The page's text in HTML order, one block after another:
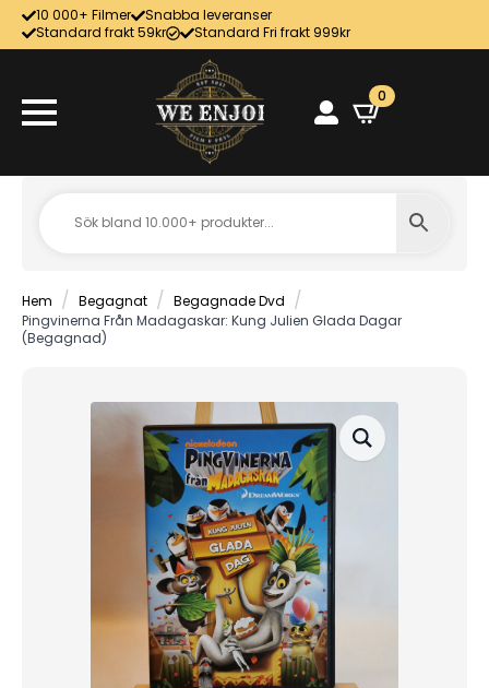
10 000+ Filmer
Snabba leveranser
Standard frakt 59kr
Standard Fri frakt 999kr
0
Hem Begagnat
Begagnade Dvd
Pingvinerna Från Madagaskar: Kung Julien Glada Dagar
(Begagnad)